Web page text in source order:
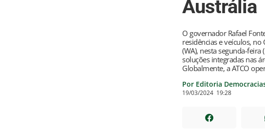
Austrália
O governador Rafael
residências e veículos, no
(WA), nesta segunda-
soluções integradas nas
Globalmente, a ATCO
Por Editoria
19/03/2024 19:28